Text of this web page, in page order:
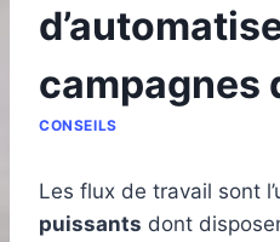
campagnes
CONSEILS
Les flux de travail sont
puissants dont